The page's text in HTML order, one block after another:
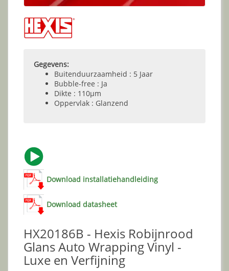
Gegevens:
Buitenduurzaamheid : 5 Jaar
Bubble-free : Ja
Dikte : 110µm
Oppervlak : Glanzend
Download installatiehandleiding
Download datasheet
HX20186B - Hexis Robijnrood
Glans Auto Wrapping Vinyl -
Luxe en Verfijning